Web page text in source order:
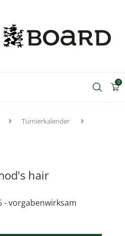
0
Turnierkalender
hair
- vorgabenwirksam